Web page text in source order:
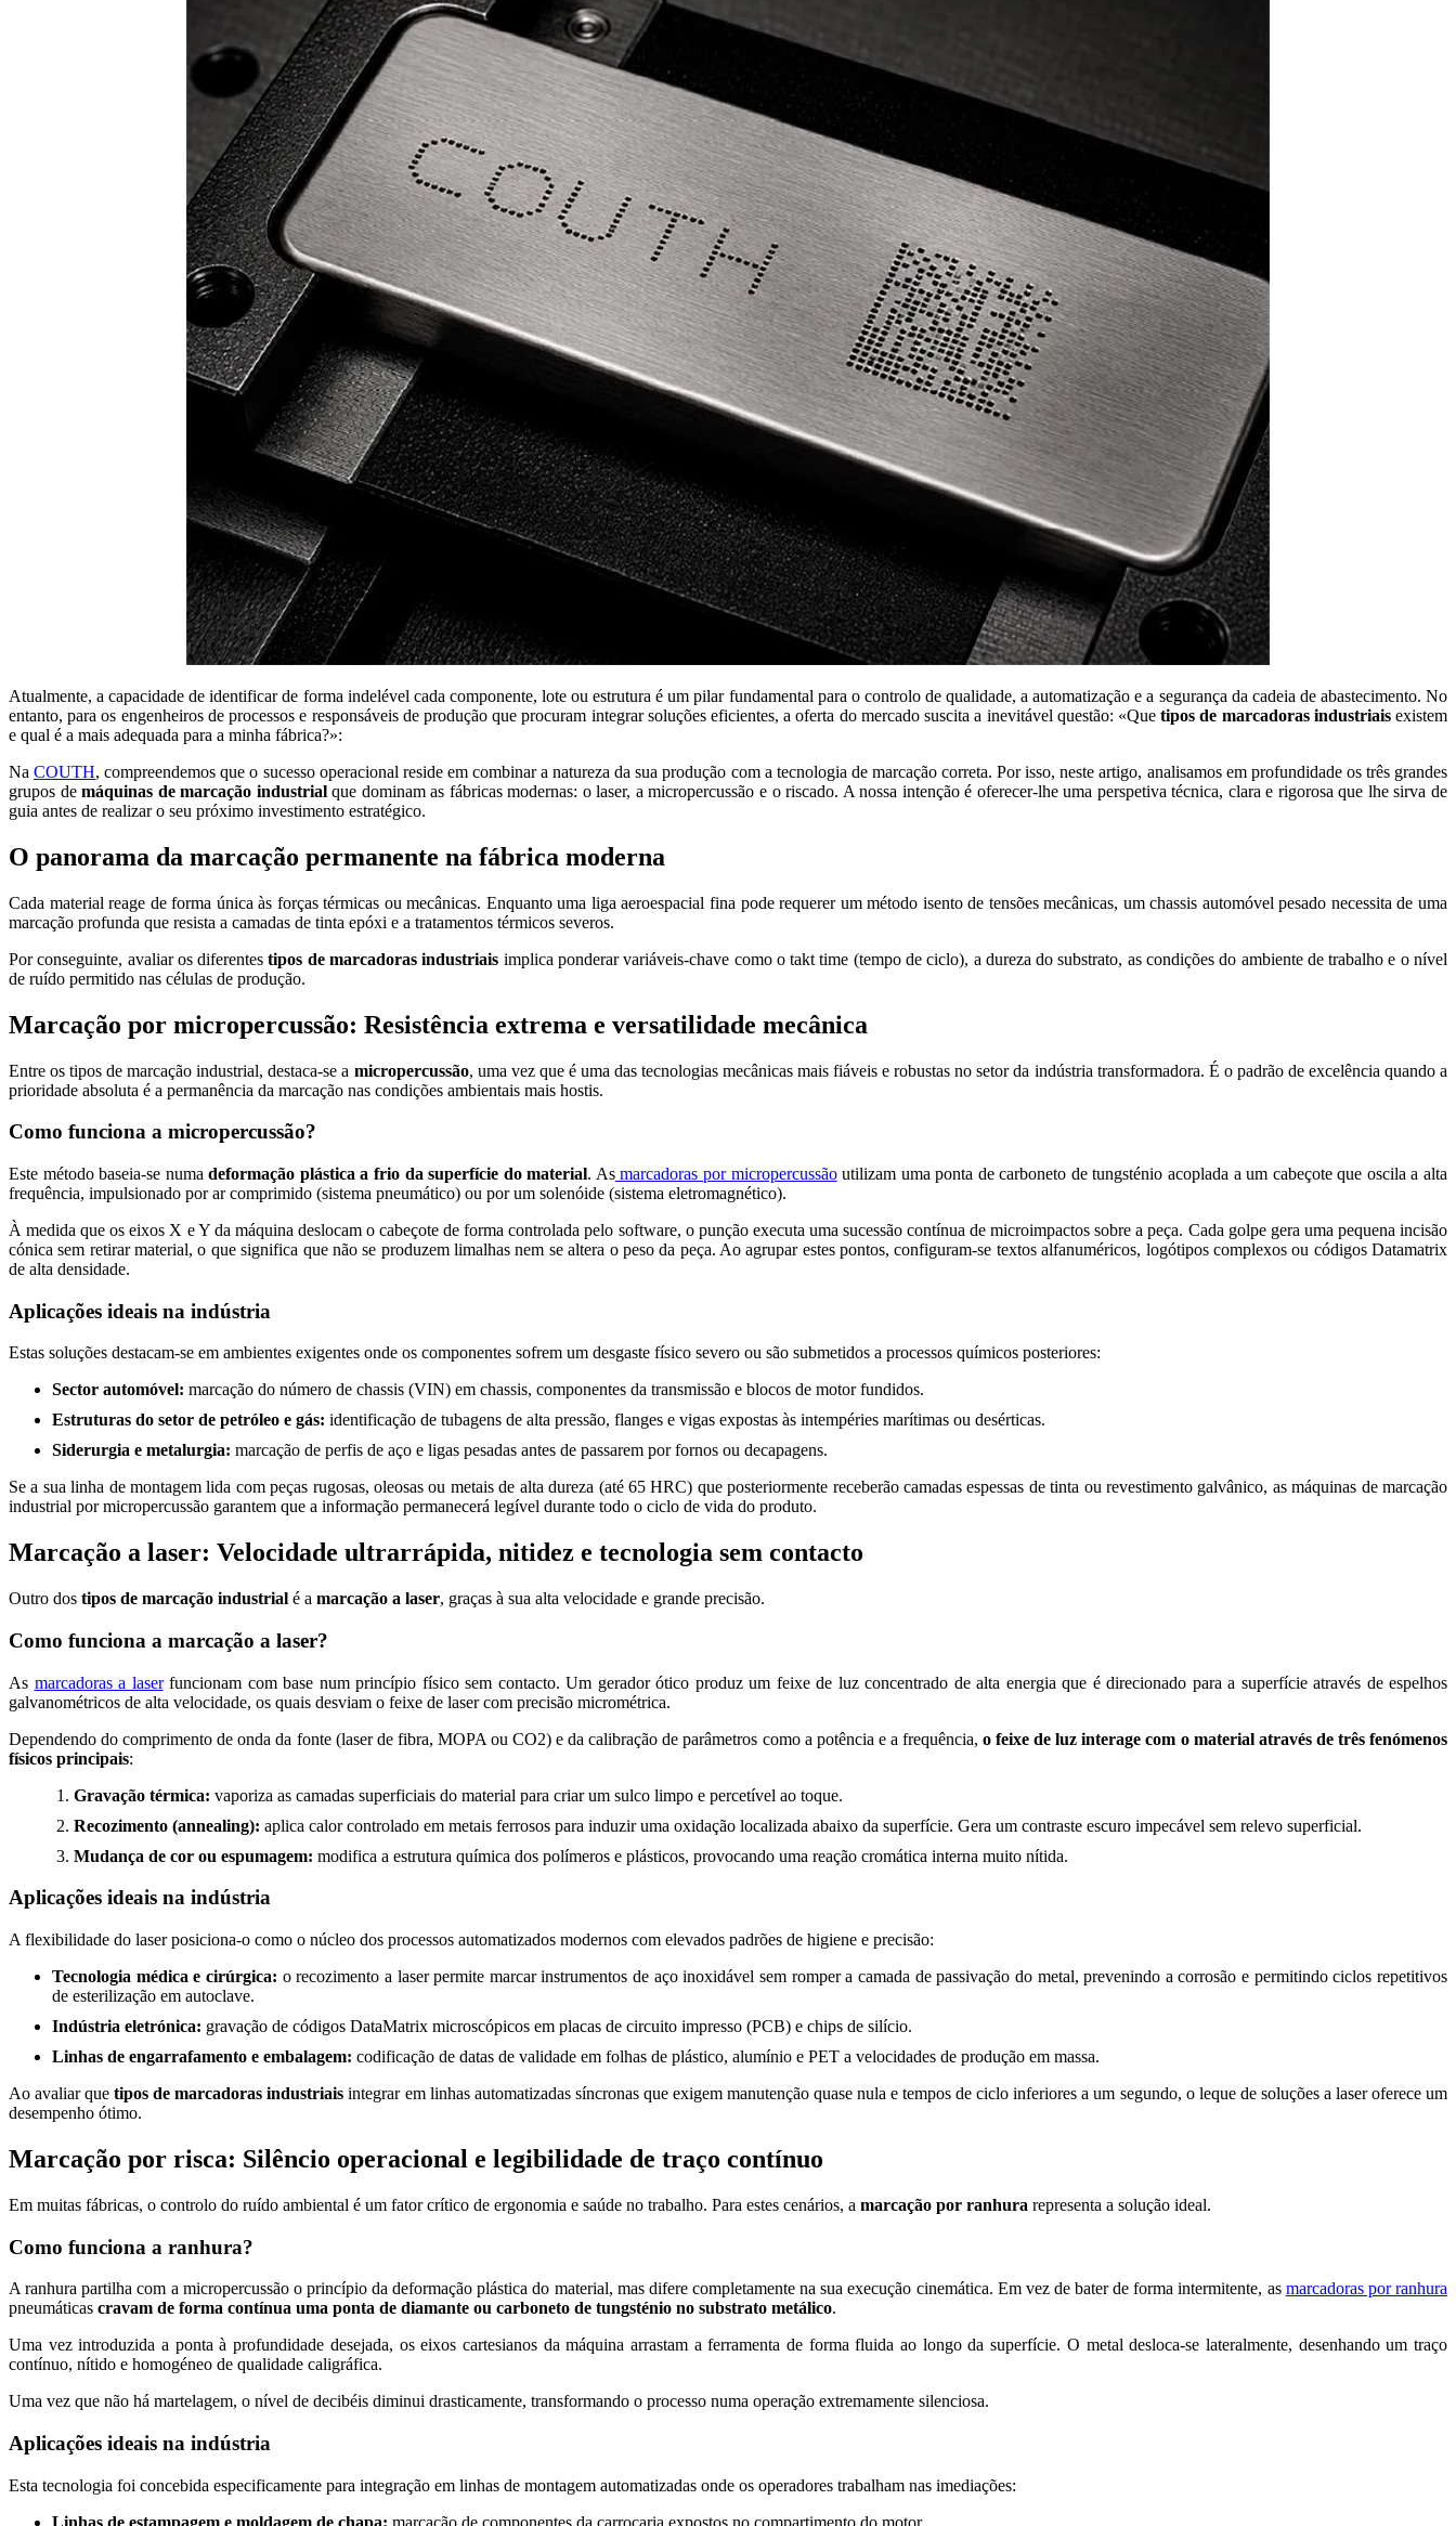
Atualmente, a capacidade de identificar de forma indelével cada componente, lote ou estrutura é um pilar fundamental para o controlo de qualidade, a automatização e a segurança da cadeia de abastecimento. No
entanto, para os engenheiros de processos e responsáveis de produção que procuram integrar soluções eficientes, a oferta do mercado suscita a inevitável questão: «Quetipos de marcadoras industriaisexistem
e qual é a mais adequada para a minha fábrica?»:
NaCOUTH, compreendemos que o sucesso operacional reside em combinar a natureza da sua produção com a tecnologia de marcação correta. Por isso, neste artigo, analisamos em profundidade os três grandes
grupos demáquinas de marcação industrialque dominam as fábricas modernas: o laser, a micropercussão e o riscado. A nossa intenção é oferecer-lhe uma perspetiva técnica, clara e rigorosa que lhe sirva de
guia antes de realizar o seu próximo investimento estratégico.
O panorama da marcação permanente na fábrica moderna
Cada material reage de forma única às forças térmicas ou mecânicas. Enquanto uma liga aeroespacial fina pode requerer um método isento de tensões mecânicas, um chassis automóvel pesado necessita de uma
marcação profunda que resista a camadas de tinta epóxi e a tratamentos térmicos severos.
Por conseguinte, avaliar os diferentes tipos de marcadoras industriais implica ponderar variáveis-chave como o takt time (tempo de ciclo), a dureza do substrato, as condições do ambiente de trabalho e o nível
de ruído permitido nas células de produção.
Marcação por micropercussão: Resistência extrema e versatilidade mecânica
Entre os tipos de marcação industrial, destaca-se a micropercussão, uma vez que é uma das tecnologias mecânicas mais fiáveis e robustas no setor da indústria transformadora. É o padrão de excelência quando a
prioridade absoluta é a permanência da marcação nas condições ambientais mais hostis.
Como funciona a micropercussão?
Este método baseia-se numadeformação plástica a frio da superfície do material. Asmarcadoras por micropercussãoutilizam uma ponta de carboneto de tungsténio acoplada a um cabeçote que oscila a alta
frequência, impulsionado por ar comprimido (sistema pneumático) ou por um solenóide (sistema eletromagnético).
À medida que os eixos X e Y da máquina deslocam o cabeçote de forma controlada pelo software, o punção executa uma sucessão contínua de microimpactos sobre a peça. Cada golpe gera uma pequena incisão
cónica sem retirar material, o que significa que não se produzem limalhas nem se altera o peso da peça. Ao agrupar estes pontos, configuram-se textos alfanuméricos, logótipos complexos ou códigos Datamatrix
de alta densidade.
Aplicações ideais na indústria
Estas soluções destacam-se em ambientes exigentes onde os componentes sofrem um desgaste físico severo ou são submetidos a processos químicos posteriores:
Sector automóvel: marcação do número de chassis (VIN) em chassis, componentes da transmissão e blocos de motor fundidos.
Estruturas do setor de petróleo e gás: identificação de tubagens de alta pressão, flanges e vigas expostas às intempéries marítimas ou desérticas.
Siderurgia e metalurgia: marcação de perfis de aço e ligas pesadas antes de passarem por fornos ou decapagens.
Se a sua linha de montagem lida com peças rugosas, oleosas ou metais de alta dureza (até 65 HRC) que posteriormente receberão camadas espessas de tinta ou revestimento galvânico, as máquinas de marcação
industrial por micropercussão garantem que a informação permanecerá legível durante todo o ciclo de vida do produto.
Marcação a laser: Velocidade ultrarrápida, nitidez e tecnologia sem contacto
Outro dos tipos de marcação industrial é a marcação a laser, graças à sua alta velocidade e grande precisão.
Como funciona a marcação a laser?
As marcadoras a laserfuncionam com base num princípio físico sem contacto. Um gerador ótico produz um feixe de luz concentrado de alta energia que é direcionado para a superfície através de espelhos
galvanométricos de alta velocidade, os quais desviam o feixe de laser com precisão micrométrica.
Dependendo do comprimento de onda da fonte (laser de fibra, MOPA ou CO2) e da calibração de parâmetros como a potência e a frequência,o feixe de luz interage com o material através de três fenómenos
físicos principais:
Gravação térmica: vaporiza as camadas superficiais do material para criar um sulco limpo e percetível ao toque.
Recozimento (annealing): aplica calor controlado em metais ferrosos para induzir uma oxidação localizada abaixo da superfície. Gera um contraste escuro impecável sem relevo superficial.
Mudança de cor ou espumagem: modifica a estrutura química dos polímeros e plásticos, provocando uma reação cromática interna muito nítida.
Aplicações ideais na indústria
A flexibilidade do laser posiciona-o como o núcleo dos processos automatizados modernos com elevados padrões de higiene e precisão:
Tecnologia médica e cirúrgica: o recozimento a laser permite marcar instrumentos de aço inoxidável sem romper a camada de passivação do metal, prevenindo a corrosão e permitindo ciclos repetitivos
de esterilização em autoclave.
Indústria eletrónica: gravação de códigos DataMatrix microscópicos em placas de circuito impresso (PCB) e chips de silício.
Linhas de engarrafamento e embalagem: codificação de datas de validade em folhas de plástico, alumínio e PET a velocidades de produção em massa.
Ao avaliar quetipos de marcadoras industriais integrar em linhas automatizadas síncronas que exigem manutenção quase nula e tempos de ciclo inferiores a um segundo, o leque de soluções a laser oferece um
desempenho ótimo.
Marcação por risca: Silêncio operacional e legibilidade de traço contínuo
Em muitas fábricas, o controlo do ruído ambiental é um fator crítico de ergonomia e saúde no trabalho. Para estes cenários, a marcação por ranhura representa a solução ideal.
Como funciona a ranhura?
A ranhura partilha com a micropercussão o princípio da deformação plástica do material, mas difere completamente na sua execução cinemática. Em vez de bater de forma intermitente, as marcadoras por ranhura
pneumáticas cravam de forma contínua uma ponta de diamante ou carboneto de tungsténio no substrato metálico.
Uma vez introduzida a ponta à profundidade desejada, os eixos cartesianos da máquina arrastam a ferramenta de forma fluida ao longo da superfície. O metal desloca-se lateralmente, desenhando um traço
contínuo, nítido e homogéneo de qualidade caligráfica.
Uma vez que não há martelagem, o nível de decibéis diminui drasticamente, transformando o processo numa operação extremamente silenciosa.
Aplicações ideais na indústria
Esta tecnologia foi concebida especificamente para integração em linhas de montagem automatizadas onde os operadores trabalham nas imediações:
Linhas de estampagem e moldagem de chapa: marcação de componentes da carroçaria expostos no compartimento do motor.